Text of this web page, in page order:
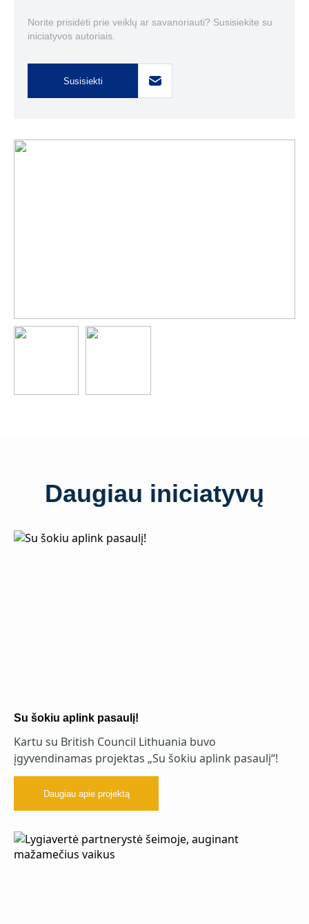
Norite prisidėti prie veiklų ar savanoriauti? Susisiekite su
iniciatyvos autoriais.
Susisiekti
Daugiau iniciatyvų
Su šokiu aplink pasaulį!
Kartu su British Council Lithuania buvo
įgyvendinamas projektas „Su šokiu aplink pasaulį“!
Daugiau apie projektą